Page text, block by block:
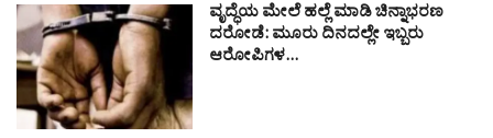
ವೃದ್ಧೆಯ ಮೇಲೆ ಹಲ್ಲೆ ಮಾಡಿ ಚಿನ್ನಾಭರಣ
ದರೋಡೆ: ಮೂರು ದಿನದಲ್ಲೇ ಇಬ್ಬರು
ಆರೋಪಿಗಳ…